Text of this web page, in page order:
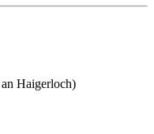
Haigerloch)